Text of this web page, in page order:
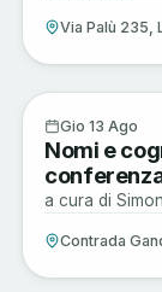
Via Palù 235,
Arte e Cultura
Gio 13 Ago
Nomi e
a cura di
Contrada